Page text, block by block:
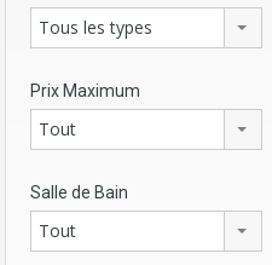
Tous les types
Prix Maximum
Tout
Salle de Bain
Tout